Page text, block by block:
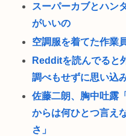
スーパーカブとハン
がいいの
空調服を着てた作業
Redditを読んでると
調べもせずに思い込
佐藤二朗、胸中吐露
からは何ひとつ言え
さ」